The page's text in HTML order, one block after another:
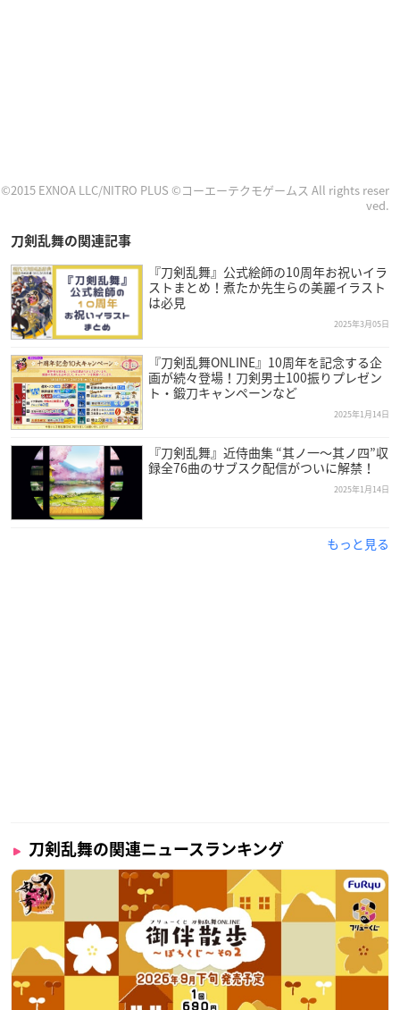
©2015 EXNOA LLC/NITRO PLUS ©コーエーテクモゲームス All rights reser
ved.
刀剣乱舞の関連記事
『刀剣乱舞』公式絵師の10周年お祝いイラ
ストまとめ！煮たか先生らの美麗イラスト
は必見
2025年3月05日
『刀剣乱舞ONLINE』10周年を記念する企
画が続々登場！刀剣男士100振りプレゼン
ト・鍛刀キャンペーンなど
2025年1月14日
『刀剣乱舞』近侍曲集 “其ノ一～其ノ四”収
録全76曲のサブスク配信がついに解禁！
2025年1月14日
もっと見る
刀剣乱舞の関連ニュースランキング